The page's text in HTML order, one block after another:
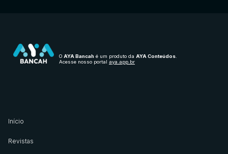
O AYA Bancah é um produto da AYA Conteúdos.
Acesse nosso portal aya.app.br
Início
Revistas